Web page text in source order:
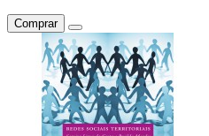
Comprar